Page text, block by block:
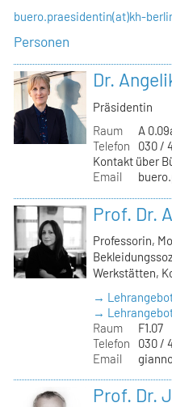
buero.praesidentin(at)kh-
Personen
Dr.
Präsidentin
Raum
A
Telefon
030 /
Kontakt über
Email
Prof. Dr.
Professorin,
Werkstätten,
→
→
Raum
F1.07
Telefon
030 /
Email
Prof. Dr.